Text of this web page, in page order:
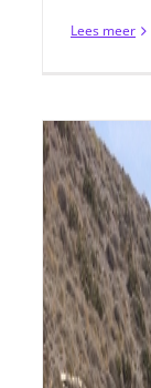
Lees meer